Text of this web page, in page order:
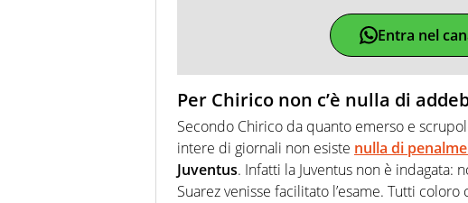
Entra nel
Per Chirico non c’è nulla di
Secondo Chirico da quanto emerso e
intere di giornali non esiste nulla di
Juventus. Infatti la Juventus non è indagata:
Suarez venisse facilitato l’esame. Tutti